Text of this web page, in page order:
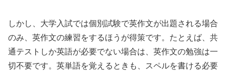
しかし、大学入試では個別試験で英作文が出題される場合
のみ、英作文の練習をするほうが得策です。たとえば、共
通テストしか英語が必要でない場合は、英作文の勉強は一
切不要です。英単語を覚えるときも、スペルを書ける必要